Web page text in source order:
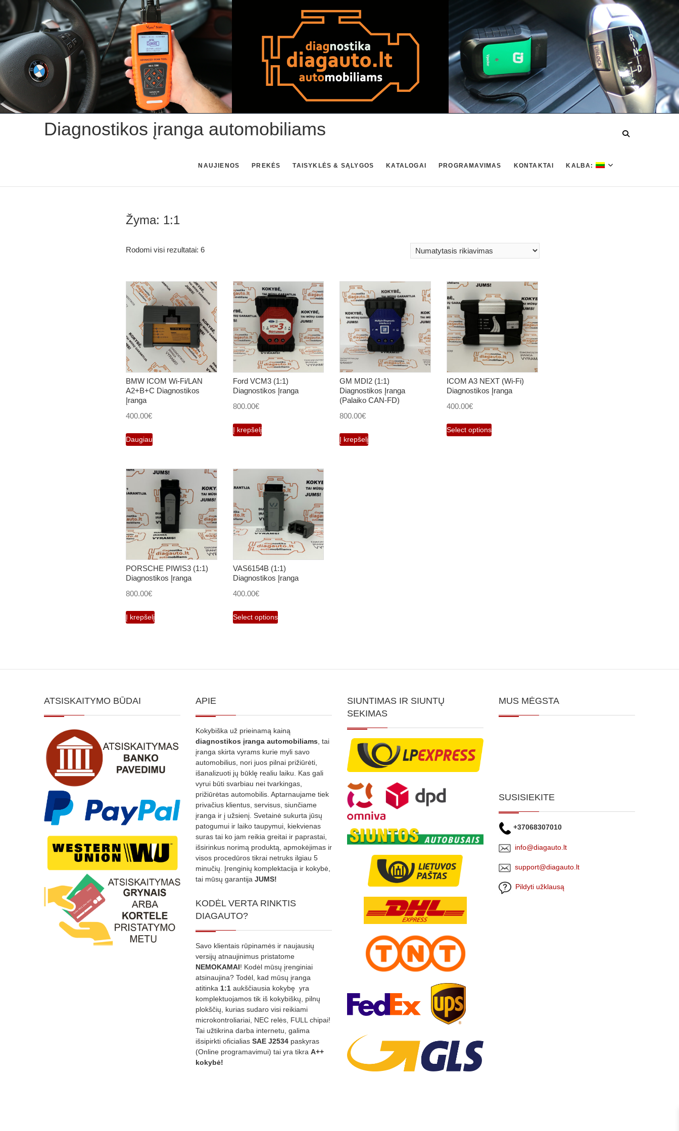
Skip
content
Diagnostikos įranga automobiliams
NAUJIENOS PREKĖS TAISYKLĖS & SĄLYGOS KATALOGAI PROGRAMAVIMAS KONTAKTAI KALBA:
Žyma: 1:1
Rodomi visi rezultatai: 6
BMW ICOM Wi-Fi/LAN
A2+B+C Diagnostikos
Įranga
400.00€
Daugiau
Ford VCM3 (1:1)
Diagnostikos Įranga
800.00€
Į krepšelį
GM MDI2 (1:1)
Diagnostikos Įranga
(Palaiko CAN-FD)
800.00€
Į krepšelį
ICOM A3 NEXT (Wi-Fi)
Diagnostikos Įranga
400.00€
Select options
PORSCHE PIWIS3 (1:1)
Diagnostikos Įranga
800.00€
Į krepšelį
VAS6154B (1:1)
Diagnostikos Įranga
400.00€
Select options
ATSISKAITYMO BŪDAI APIE
Kokybiška už prieinamą kainą
diagnostikos įranga automobiliams , tai
įranga skirta vyrams kurie myli savo
automobilius, nori juos pilnai prižiūrėti,
išanalizuoti jų būklę realiu laiku. Kas gali
vyrui būti svarbiau nei tvarkingas,
prižiūrėtas automobilis. Aptarnaujame tiek
privačius klientus, servisus, siunčiame
įranga ir į užsienį. Svetainė sukurta jūsų
patogumui ir laiko taupymui, kiekvienas
suras tai ko jam reikia greitai ir paprastai,
išsirinkus norimą produktą, apmokėjimas ir
visos procedūros tikrai netruks ilgiau 5
minučių. Įrenginių komplektacija ir kokybė,
tai mūsų garantija JUMS!
KODĖL VERTA RINKTIS
DIAGAUTO?
Savo klientais rūpinamės ir naujausių
versijų atnaujinimus pristatome
NEMOKAMAI! Kodėl mūsų įrenginiai
atsinaujina? Todėl, kad mūsų įranga
atitinka 1:1 aukščiausia kokybę yra
komplektuojamos tik iš kokybiškų, pilnų
plokščių, kurias sudaro visi reikiami
microkontroliariai, NEC relės, FULL chipai!
Tai užtikrina darba internetu, galima
išsipirkti oficialias SAE J2534 paskyras
(Online programavimui) tai yra tikra A++
kokybė!
SIUNTIMAS IR SIUNTŲ
SEKIMAS
MUS MĖGSTA
SUSISIEKITE
+37068307010
info@diagauto.lt
support@diagauto.lt
Pildyti užklausą